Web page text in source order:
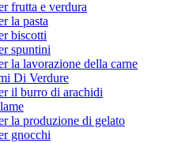
frutta e verdura
la pasta
biscotti
spuntini
la lavorazione della carne
Di Verdure
il burro di arachidi
la produzione di gelato
gnocchi